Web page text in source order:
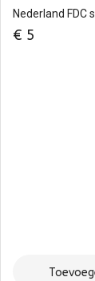
Nederland FDC
€ 5